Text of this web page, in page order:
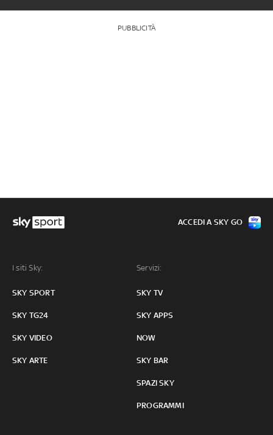
PUBBLICITÀ
I siti Sky:
SKY SPORT
SKY TG24
SKY VIDEO
SKY ARTE
Servizi:
SKY TV
SKY APPS
NOW
SKY BAR
SPAZI SKY
PROGRAMMI
ACCEDI A SKY GO